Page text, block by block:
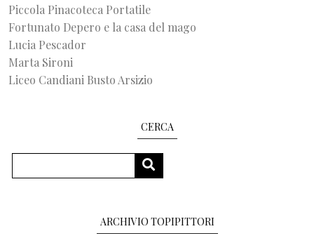
Piccola Pinacoteca Portatile
Fortunato Depero e la casa del mago
Lucia Pescador
Marta Sironi
Liceo Candiani Busto Arsizio
CERCA
CERCA
ARCHIVIO TOPIPITTORI